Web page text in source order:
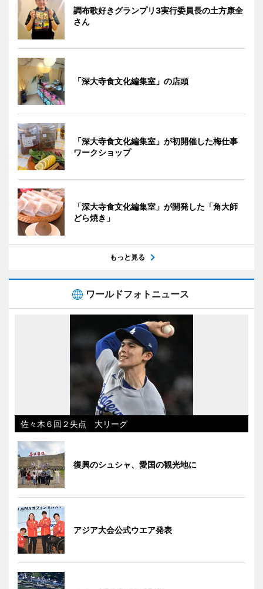
調布歌好きグランプリ3実行委員長の土方康全
さん
「深大寺食文化編集室」の店頭
「深大寺食文化編集室」が初開催した梅仕事
ワークショップ
「深大寺食文化編集室」が開発した「角大師
どら焼き」
もっと見る
ワールドフォトニュース
佐々木６回２失点 大リーグ
復興のシュシャ、愛国の観光地に
アジア大会公式ウエア発表